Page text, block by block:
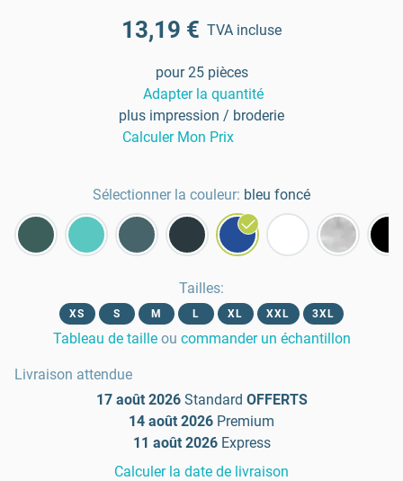
13,19 € TVA incluse
pour 25 pièces
Adapter la quantité
plus impression / broderie
Calculer Mon Prix
Sélectionner la couleur: bleu foncé
Tailles:
XS S M L XL XXL 3XL
Tableau de taille ou commander un échantillon
Livraison attendue
17 août 2026 Standard OFFERTS
14 août 2026 Premium
11 août 2026 Express
Calculer la date de livraison